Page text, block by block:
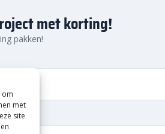
om
met
site
met korting!
pakken!